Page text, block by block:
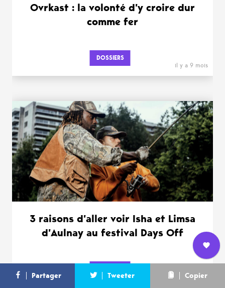
L’équipe
Nous
rejoindre
Newsletter
Partager Tweeter Copier
Ovrkast : la volonté d’y croire dur
comme fer
DOSSIERS
il y a 9 mois
3 raisons d’aller voir Isha et Limsa
d’Aulnay au festival Days Off
il y a 1 an